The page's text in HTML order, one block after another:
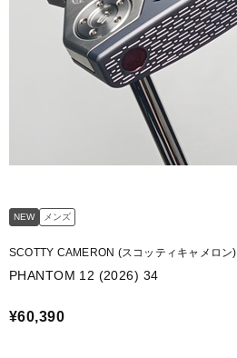
NEW メンズ
SCOTTY CAMERON (スコッティキャメロン)
PHANTOM 12 (2026) 34
¥60,390